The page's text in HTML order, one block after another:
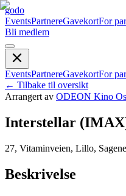
godo
EventsPartnereGavekortFor
Bli medlem
EventsPartnereGavekortFor
← Tilbake til oversikt
Arrangert av ODEON Kino
Interstellar
27, Vitaminveien, Lillo,
Beskrivelse